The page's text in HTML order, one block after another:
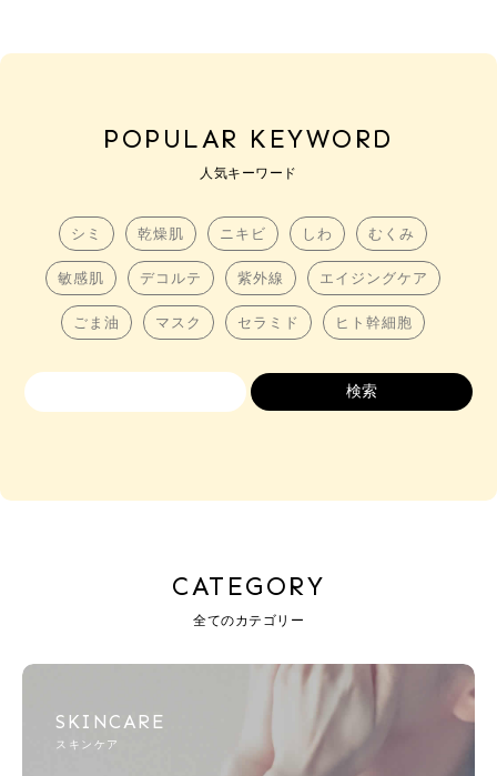
POPULAR KEYWORD
人気キーワード
シミ 乾燥肌 ニキビ しわ むくみ
敏感肌 デコルテ 紫外線 エイジングケア
ごま油 マスク セラミド ヒト幹細胞
CATEGORY
全てのカテゴリー
SKINCARE
スキンケア